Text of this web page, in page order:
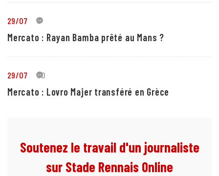
29/07 1
Mercato : Rayan Bamba prêté au Mans ?
29/07 10
Mercato : Lovro Majer transféré en Grèce
Soutenez le travail d'un journaliste
sur Stade Rennais Online